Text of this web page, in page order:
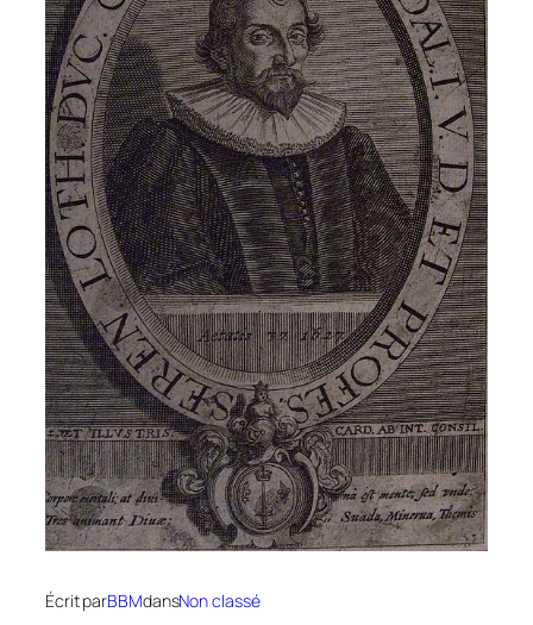
Écrit parBBMdansNon classé